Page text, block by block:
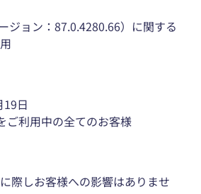
ジョン：87.0.4280.66）に関する
日
利用中の全てのお客様
際しお客様への影響はありませ